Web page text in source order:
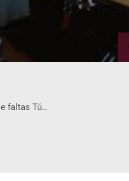
faltas Tú…